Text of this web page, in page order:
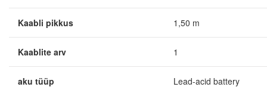
Kaabli pikkus 1,50 m
Kaablite arv 1
aku tüüp Lead-acid battery